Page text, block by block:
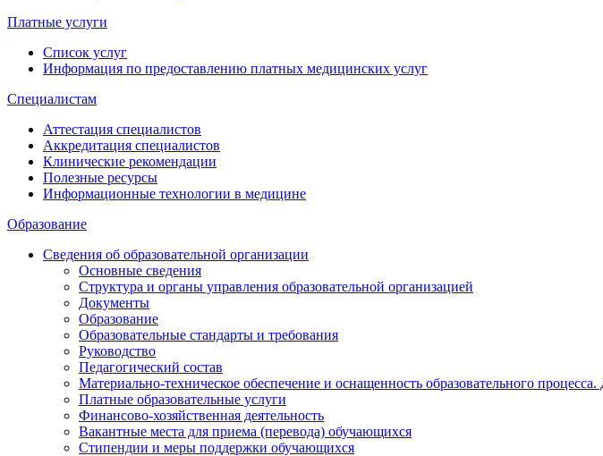
Платные услуги
Список услуг
Информация по предоставлению платных медицинских услуг
Специалистам
Аттестация специалистов
Аккредитация специалистов
Клинические рекомендации
Полезные ресурсы
Информационные технологии в медицине
Образование
Сведения об образовательной организации
Основные сведения
Структура и органы управления образовательной организацией
Документы
Образование
Образовательные стандарты и требования
Руководство
Педагогический состав
Материально-техническое обеспечение и оснащенность образовательного процесса.
Платные образовательные услуги
Финансово-хозяйственная деятельность
Вакантные места для приема (перевода) обучающихся
Стипендии и меры поддержки обучающихся